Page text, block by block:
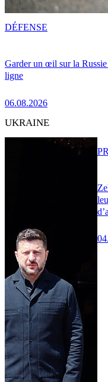
Garder un œil sur la
ligne
06.08.2026
DÉFENSE
UKRAINE